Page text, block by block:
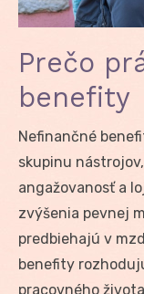
Prečo
benefity
Nefinančné
skupinu
angažovanosť a
zvýšenia pevnej
predbiehajú v
benefity
pracovného